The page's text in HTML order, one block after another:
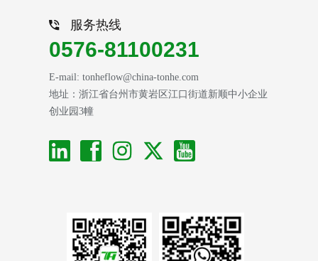
服务热线
0576-81100231
E-mail: tonheflow@china-tonhe.com
地址：浙江省台州市黄岩区江口街道新顺中小企业
创业园3幢